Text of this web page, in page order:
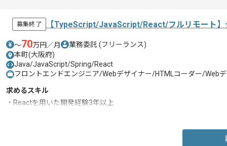
募集終了 【TypeScript/JavaScript/React/フルリモート
〜70万円／月 業務委託 (フリーランス)
本町(大阪府)
Java/JavaScript/Spring/React
フロントエンドエンジニア/Webデザイナー/HTMLコーダー/Web
求めるスキル
・Reactを用いた開発経験3年以上